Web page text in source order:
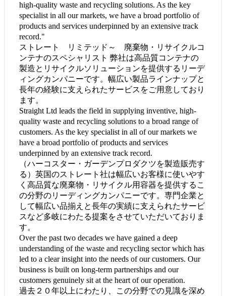
high-quality waste and recycling solutions. As the key
specialist in all our markets, we have a broad portfolio of
products and services underpinned by an extensive track
record."
ストレート リミテッド～ 廃棄物・リサイクルコ
ンテナのスペシャリスト 弊社は高品質コンテナの
製造とリサイクルソリューションを提供するリーデ
ィングカンパニーです。幅広い製品ラインナップと
長年の経験に支えられたサービスをご用意しており
ます。
Straight Ltd leads the field in supplying inventive, high-
quality waste and recycling solutions to a broad range of
customers. As the key specialist in all of our markets we
have a broad portfolio of products and services
underpinned by an extensive track record.
（ハーコスター・ガーデンプロダクツを製造販売す
る）英国のストレート社は幅広いお客様に使いやす
く高品質な廃棄物・リサイクル用容器を提供するこ
の分野のリーディングカンパニーです。専門企業と
して幅広い品揃えと長年の実績に支えられたサービ
スなど多岐にわたる提案をさせていただいておりま
す。
Over the past two decades we have gained a deep
understanding of the waste and recycling sector which has
led to a clear insight into the needs of our customers. Our
business is built on long-term partnerships and our
customers genuinely sit at the heart of our operation.
過去２０年以上にわたり、この分野での見識を深め